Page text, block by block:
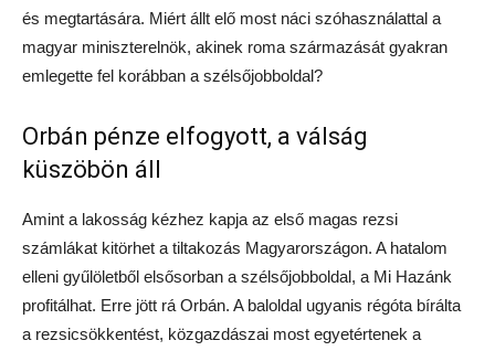
és megtartására. Miért állt elő most náci szóhasználattal a
magyar miniszterelnök, akinek roma származását gyakran
emlegette fel korábban a szélsőjobboldal?
Orbán pénze elfogyott, a válság
küszöbön áll
Amint a lakosság kézhez kapja az első magas rezsi
számlákat kitörhet a tiltakozás Magyarországon. A hatalom
elleni gyűlöletből elsősorban a szélsőjobboldal, a Mi Hazánk
profitálhat. Erre jött rá Orbán. A baloldal ugyanis régóta bírálta
a rezsicsökkentést, közgazdászai most egyetértenek a